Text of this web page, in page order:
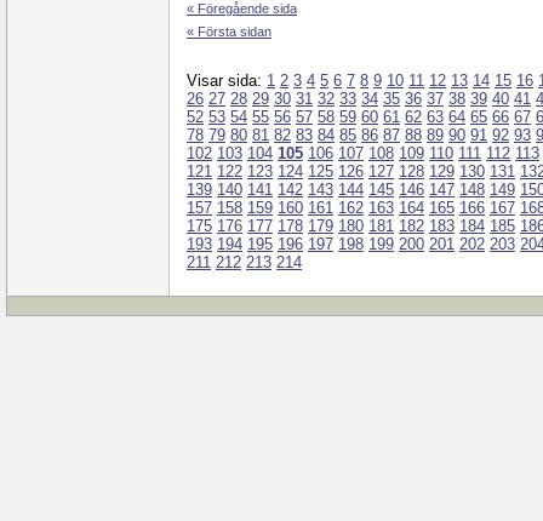
« Föregående sida
« Första sidan
Visar sida: 1 2 3 4 5 6 7 8 9 10 11 12 13 14 15 16
26 27 28 29 30 31 32 33 34 35 36 37 38 39 40 41
52 53 54 55 56 57 58 59 60 61 62 63 64 65 66 67
78 79 80 81 82 83 84 85 86 87 88 89 90 91 92 93
102 103 104 105 106 107 108 109 110 111 112 113
121 122 123 124 125 126 127 128 129 130 131
139 140 141 142 143 144 145 146 147 148 149
157 158 159 160 161 162 163 164 165 166 167
175 176 177 178 179 180 181 182 183 184 185
193 194 195 196 197 198 199 200 201 202 203
211 212 213 214